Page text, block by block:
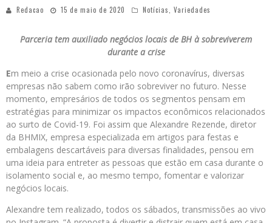
Redacao 15 de maio de 2020 Notícias, Variedades
Parceria tem auxiliado negócios locais de BH à sobreviverem
durante a crise
Em meio a crise ocasionada pelo novo coronavírus, diversas
empresas não sabem como irão sobreviver no futuro. Nesse
momento, empresários de todos os segmentos pensam em
estratégias para minimizar os impactos econômicos relacionados
ao surto de Covid-19. Foi assim que Alexandre Rezende, diretor
da BHMIX, empresa especializada em artigos para festas e
embalagens descartáveis para diversas finalidades, pensou em
uma ideia para entreter as pessoas que estão em casa durante o
isolamento social e, ao mesmo tempo, fomentar e valorizar
negócios locais.
Alexandre tem realizado, todos os sábados, transmissões ao vivo